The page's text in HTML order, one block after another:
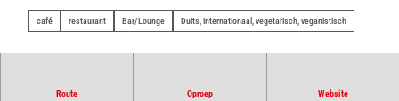
café restaurant Bar/Lounge Duits, internationaal, vegetarisch, veganistisch
Route Oproep Website
Burgerglück Detmold